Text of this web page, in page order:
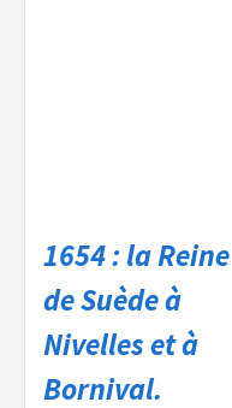
1654 : la Reine
de Suède à
Nivelles et à
Bornival.